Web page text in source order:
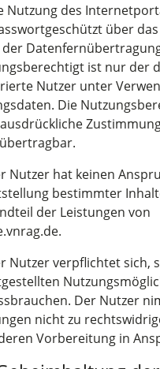
Nutzung des
über
der
ist nur der
Nutzer unter
Die
Nutzer hat keinen
bestimmter
der Leistungen von
Nutzer verpflichtet sich,
Der Nutzer
nicht zu
Vorbereitung in